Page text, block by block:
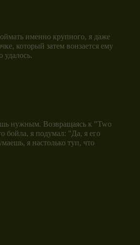
именно крупного, я даже
который затем вонзается ему
удалось.
нужным. Возвращаясь к "Two
бойла, я подумал: "Да, я его
я настолько туп, что